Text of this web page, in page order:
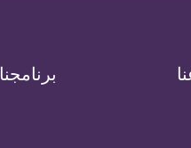
برنامجنا